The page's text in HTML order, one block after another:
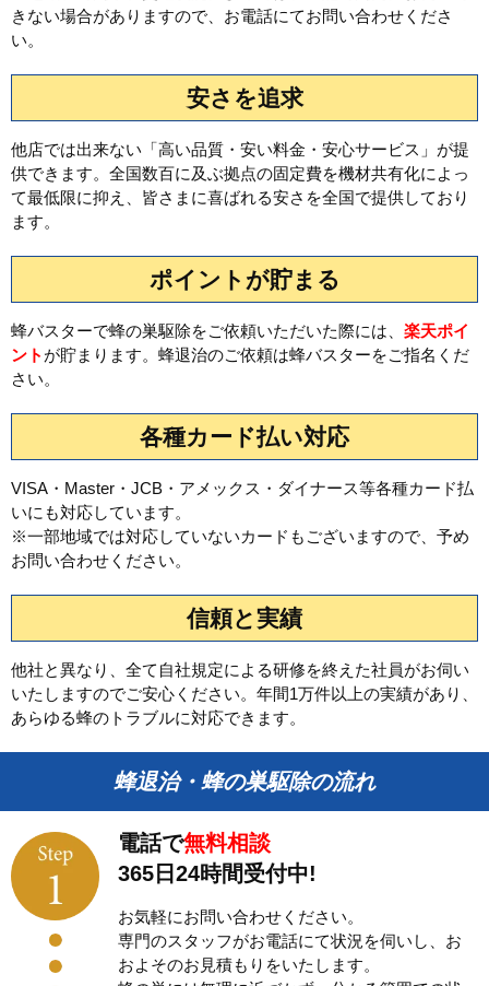
きない場合がありますので、お電話にてお問い合わせくださ
い。
安さを追求
他店では出来ない「高い品質・安い料金・安心サービス」が提
供できます。全国数百に及ぶ拠点の固定費を機材共有化によっ
て最低限に抑え、皆さまに喜ばれる安さを全国で提供しており
ます。
ポイントが貯まる
蜂バスターで蜂の巣駆除をご依頼いただいた際には、 楽天ポイ
ント が貯まります。蜂退治のご依頼は蜂バスターをご指名くだ
さい。
各種カード払い対応
VISA・Master・JCB・アメックス・ダイナース等各種カード払
いにも対応しています。
※一部地域では対応していないカードもございますので、予め
お問い合わせください。
信頼と実績
他社と異なり、全て自社規定による研修を終えた社員がお伺い
いたしますのでご安心ください。年間1万件以上の実績があり、
あらゆる蜂のトラブルに対応できます。
蜂退治・蜂の巣駆除の流れ
電話で無料相談
365日24時間受付中!
お気軽にお問い合わせください。
専門のスタッフがお電話にて状況を伺いし、お
およそのお見積もりをいたします。